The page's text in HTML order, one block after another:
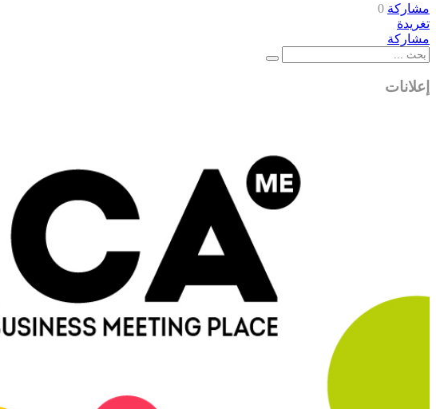
مشاركة 0
تغريدة
مشاركة
إعلانات